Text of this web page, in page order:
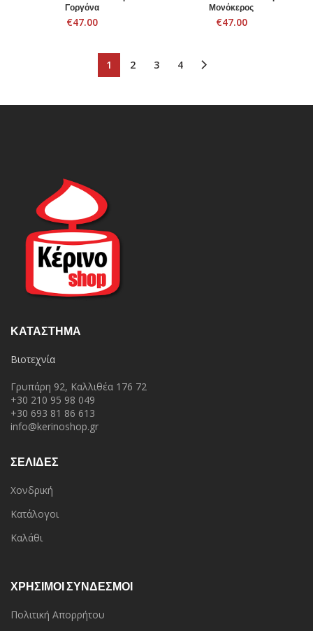
Γοργόνα
€47.00
Μονόκερος
€47.00
1 2 3 4
ΚΑΤΆΣΤΗΜΑ
Βιοτεχνία
Γρυπάρη 92, Καλλιθέα 176 72
+30 210 95 98 049
+30 693 81 86 613
info@kerinoshop.gr
ΣΕΛΙΔΕΣ
Χονδρική
Κατάλογοι
Καλάθι
ΧΡΗΣΙΜΟΙ ΣΥΝΔΕΣΜΟΙ
Πολιτική Απορρήτου